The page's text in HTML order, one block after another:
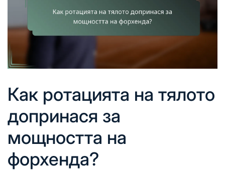
Как ротацията на тялото
допринася за
мощността на
форхенда?